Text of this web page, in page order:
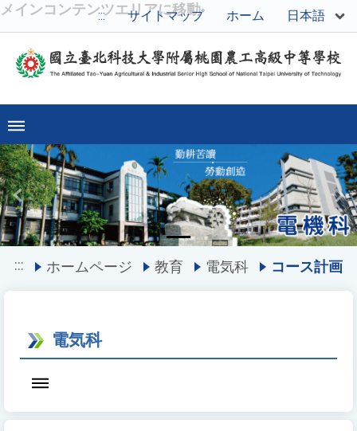
メインコンテンツエリアに移動
::: サイトマップ ホーム 日本語
Previous
::: ホームページ 教育 電気科 コース計画
電気科